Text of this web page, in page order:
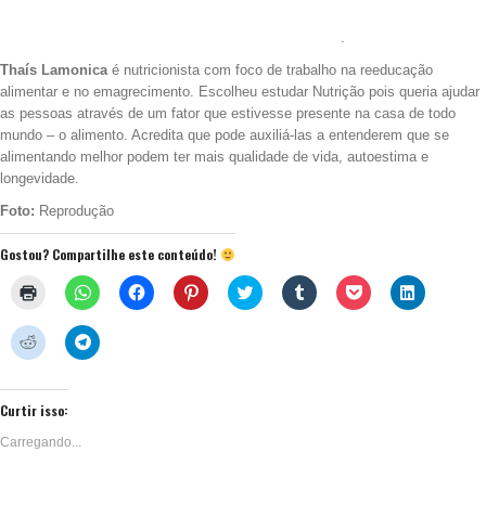
.
Thaís Lamonicaé nutricionista com foco de trabalho na reeducação
alimentar e no emagrecimento. Escolheu estudar Nutrição pois queria ajudar
as pessoas através de um fator que estivesse presente na casa de todo
mundo – o alimento. Acredita que pode auxiliá-las a entenderem que se
alimentando melhor podem ter mais qualidade de vida, autoestima e
longevidade.
Foto: Reprodução
Gostou? Compartilhe este conteúdo!
Clique
para
em
nova
janela)
Clique
para
no
WhatsApp(abre
em
Clique
para
Clique
para
Clique
para
Clique
para
Clique
para
Clique
para
Clique
para
Reddit(abre
em
janela)
Clique
para
Curtir isso:
Carregando...